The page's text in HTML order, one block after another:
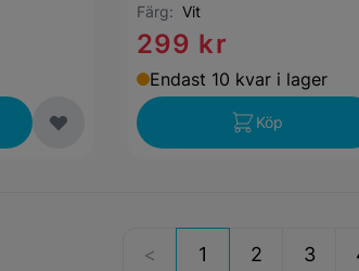
Färg: Vit
299 kr
Endast 10 kvar i lager
Köp
1 2 3